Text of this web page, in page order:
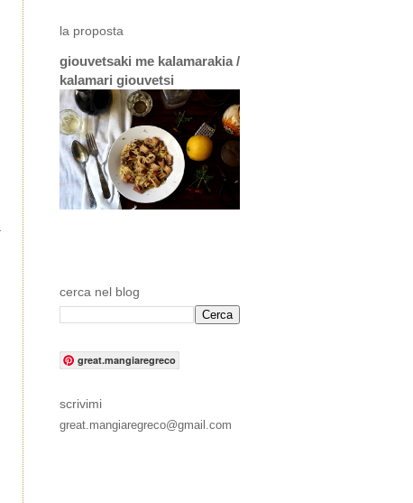
la proposta
giouvetsaki me kalamarakia /
kalamari giouvetsi
cerca nel blog
great.mangiaregreco
scrivimi
great.mangiaregreco@gmail.com